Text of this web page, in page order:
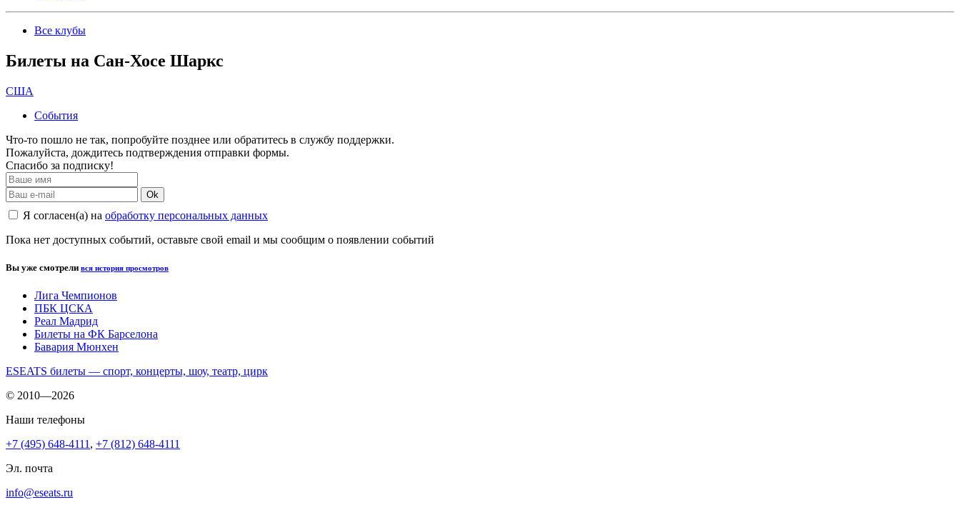
Все клубы
Билеты на Сан-Хосе Шаркс
США
События
Что-то пошло не так, попробуйте позднее или обратитесь в службу поддержки.
Пожалуйста, дождитесь подтверждения отправки формы.
Спасибо за подписку!
Ok
Я согласен(а) на обработку персональных данных
Пока нет доступных событий, оставьте свой email и мы сообщим о появлении событий
Вы уже смотрели вся история просмотров
Лига Чемпионов
ПБК ЦСКА
Реал Мадрид
Билеты на ФК Барселона
Бавария Мюнхен
ESEATS билеты — спорт, концерты, шоу, театр, цирк
© 2010—2026
Наши телефоны
+7 (495) 648-4111 , +7 (812) 648-4111
Эл. почта
info@eseats.ru